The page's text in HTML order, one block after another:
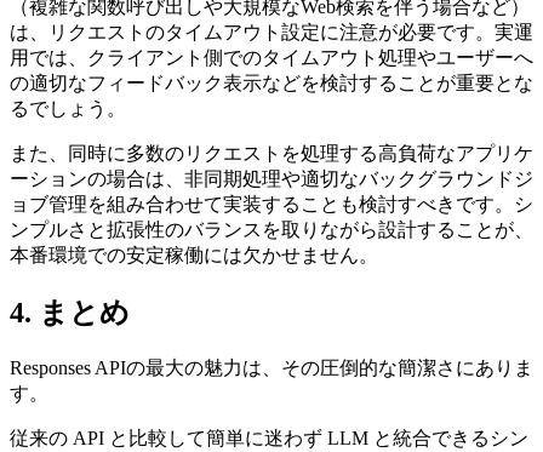
（複雑な関数呼び出しや大規模なWeb検索を伴う場合など）
は、リクエストのタイムアウト設定に注意が必要です。実運
用では、クライアント側でのタイムアウト処理やユーザーへ
の適切なフィードバック表示などを検討することが重要とな
るでしょう。
また、同時に多数のリクエストを処理する高負荷なアプリケ
ーションの場合は、非同期処理や適切なバックグラウンドジ
ョブ管理を組み合わせて実装することも検討すべきです。シ
ンプルさと拡張性のバランスを取りながら設計することが、
本番環境での安定稼働には欠かせません。
4. まとめ
Responses APIの最大の魅力は、その圧倒的な簡潔さにありま
す。
従来の API と比較して簡単に迷わず LLM と統合できるシン